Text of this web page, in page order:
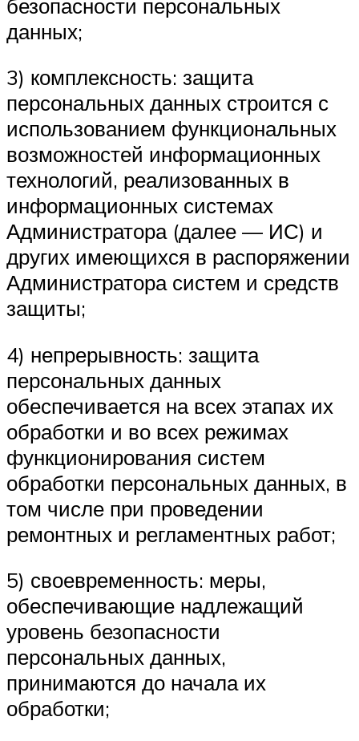
безопасности персональных
данных;
3) комплексность: защита
персональных данных строится с
использованием функциональных
возможностей информационных
технологий, реализованных в
информационных системах
Администратора (далее — ИС) и
других имеющихся в распоряжении
Администратора систем и средств
защиты;
4) непрерывность: защита
персональных данных
обеспечивается на всех этапах их
обработки и во всех режимах
функционирования систем
обработки персональных данных, в
том числе при проведении
ремонтных и регламентных работ;
5) своевременность: меры,
обеспечивающие надлежащий
уровень безопасности
персональных данных,
принимаются до начала их
обработки;